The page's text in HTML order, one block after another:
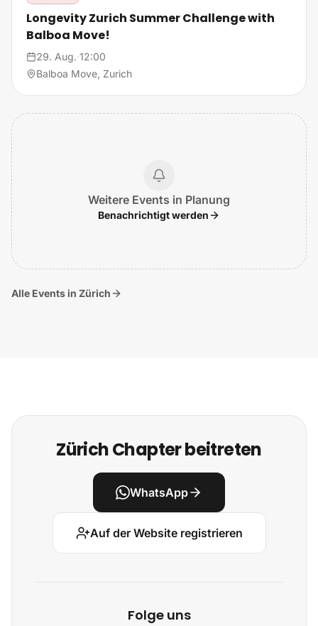
Longevity Zurich Summer Challenge with
Balboa Move!
29. Aug.·12:00
Balboa Move, Zurich
Weitere Events in Planung
Benachrichtigt werden
Alle Events in Zürich
Zürich Chapter beitreten
WhatsApp
Auf der Website registrieren
Folge uns